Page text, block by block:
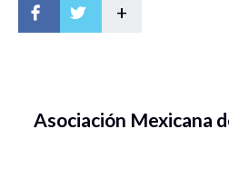
+
Asociación Mexicana